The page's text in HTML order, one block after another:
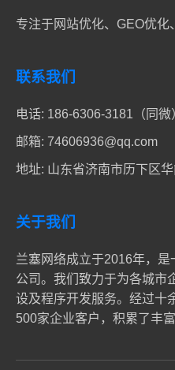
专注于网站优化、GEO优化
联系我们
电话: 186-6306-3181（同微
邮箱: 74606936@qq.com
地址: 山东省济南市历下区
关于我们
兰塞网络成立于2016年，
公司。我们致力于为各城市
设及程序开发服务。经过十
500家企业客户，积累了丰